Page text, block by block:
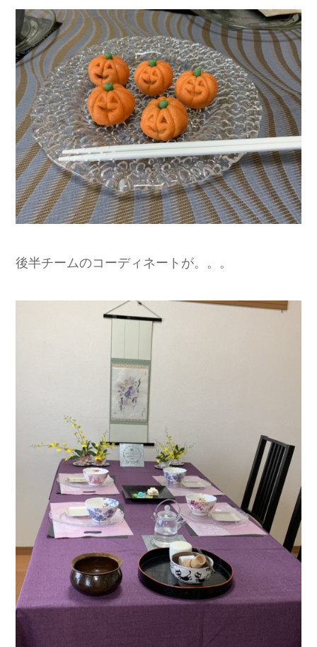
後半チームのコーディネートが。。。